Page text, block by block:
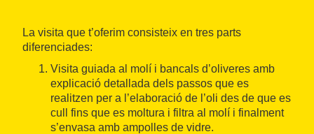
La visita que t’oferim consisteix en tres parts
diferenciades:
Visita guiada al molí i bancals d’oliveres amb
explicació detallada dels passos que es
realitzen per a l’elaboració de l’oli des de que es
cull fins que es moltura i filtra al molí i finalment
s’envasa amb ampolles de vidre.